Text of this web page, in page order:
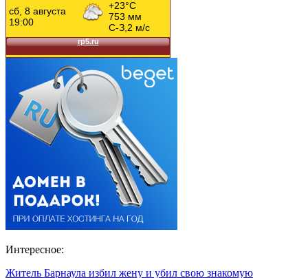
Интересное:
Житель Барнаула избил жену и убил свою знакомую